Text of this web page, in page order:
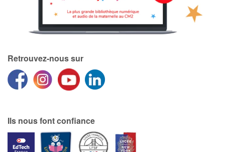
Retrouvez-nous sur
Ils nous font confiance